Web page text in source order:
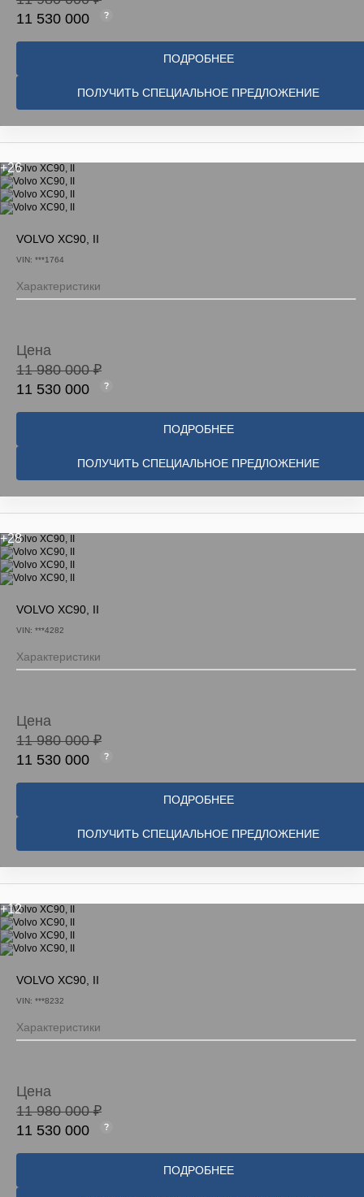
11 530 000
ПОДРОБНЕЕ
ПОЛУЧИТЬ СПЕЦИАЛЬНОЕ ПРЕДЛОЖЕНИЕ
+26
VOLVO XC90, II
VIN: ***1764
Характеристики
Цена
11 980 000 ₽
11 530 000
ПОДРОБНЕЕ
ПОЛУЧИТЬ СПЕЦИАЛЬНОЕ ПРЕДЛОЖЕНИЕ
+28
VOLVO XC90, II
VIN: ***4282
Характеристики
Цена
11 980 000 ₽
11 530 000
ПОДРОБНЕЕ
ПОЛУЧИТЬ СПЕЦИАЛЬНОЕ ПРЕДЛОЖЕНИЕ
+12
VOLVO XC90, II
VIN: ***8232
Характеристики
Цена
11 980 000 ₽
11 530 000
ПОДРОБНЕЕ